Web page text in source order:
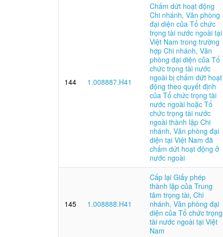
144 1.008887.H41
Chấm dứt hoạt động
Chi nhánh, Văn phòng
đại diện của Tổ chức
trọng tài nước ngoài tại
Việt Nam trong trường
hợp Chi nhánh, Văn
phòng đại diện của Tổ
chức trọng tài nước
ngoài bị chấm dứt hoạt
động theo quyết định
của Tổ chức trọng tài
nước ngoài hoặc Tổ
chức trọng tài nước
ngoài thành lập Chi
nhánh, Văn phòng đại
diện tại Việt Nam đã
chấm dứt hoạt động ở
nước ngoài
145 1.008888.H41
Cấp lại Giấy phép
thành lập của Trung
tâm trọng tài, Chi
nhánh, Văn phòng đại
diện của Tổ chức trọng
tài nước ngoài tại Việt
Nam